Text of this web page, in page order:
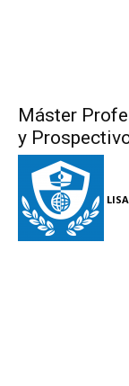
Máster
y